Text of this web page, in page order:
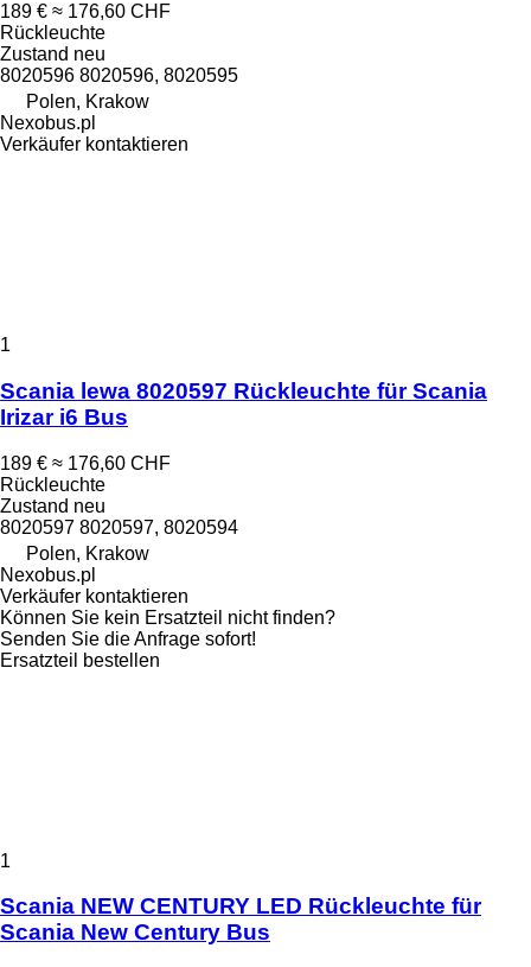
189 € ≈ 176,60 CHF
Rückleuchte
Zustand neu
8020596 8020596, 8020595
Polen, Krakow
Nexobus.pl
Verkäufer kontaktieren
1
Scania lewa 8020597 Rückleuchte für Scania
Irizar i6 Bus
189 € ≈ 176,60 CHF
Rückleuchte
Zustand neu
8020597 8020597, 8020594
Polen, Krakow
Nexobus.pl
Verkäufer kontaktieren
Können Sie kein Ersatzteil nicht finden?
Senden Sie die Anfrage sofort!
Ersatzteil bestellen
1
Scania NEW CENTURY LED Rückleuchte für
Scania New Century Bus